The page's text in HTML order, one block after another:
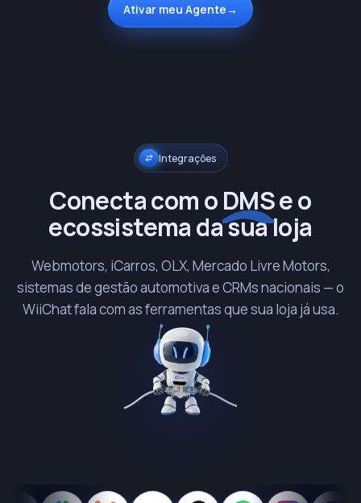
Ativar meu Agente→
Integrações
Conecta com oDMSe o
ecossistema da sua loja
Webmotors, iCarros, OLX, Mercado Livre Motors,
sistemas de gestão automotiva e CRMs nacionais — o
WiiChat fala com as ferramentas que sua loja já usa.